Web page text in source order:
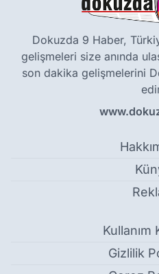
Dokuzda 9 Haber,
gelişmeleri size anında
son dakika gelişmelerini
Kullanım
Gizlilik